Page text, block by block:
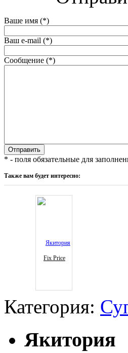
Ваше имя (*)
Ваш e-mail (*)
Сообщение (*)
* - поля обязательные для
Также вам будет интересно:
Fix Price
Категория:
Якитория